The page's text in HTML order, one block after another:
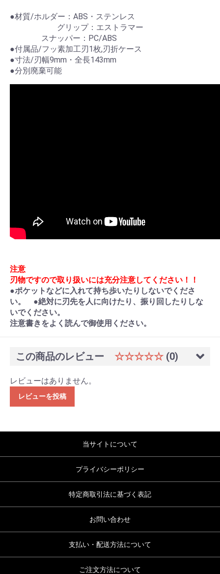
●材質/ホルダー：ABS・ステンレス
グリップ：エストラマー
スナッパー：PC/ABS
●付属品/フッ素加工刃1枚,刃折ケース
●寸法/刃幅9mm・全長143mm
●分別廃棄可能
注意
刃物ですので取り扱いには充分注意してください！！
●ポケットなどに入れて持ち歩いたりしないでくださ
い。 ●絶対に刃先を人に向けたり、振り回したりしな
いでください。
注意書きをよく読んで御使用ください。
この商品のレビュー ☆☆☆☆☆ (0)
レビューはありません。
レビューを投稿
当サイトについて
プライバシーポリシー
特定商取引法に基づく表記
お問い合わせ
支払い・配送方法について
ご注文方法について